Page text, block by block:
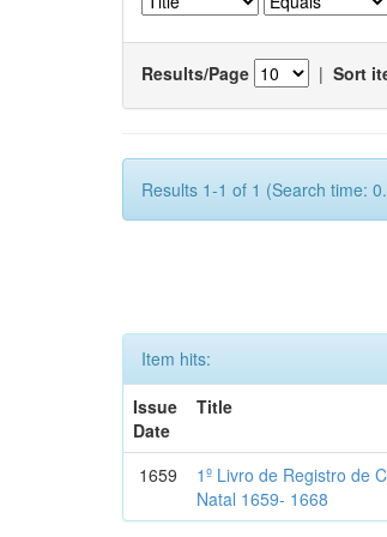
Results/Page | Sort
Results 1-1 of 1 (Search time:
Item hits:
Issue
Date
Title
1659
1º Livro de Registro de
Natal 1659- 1668